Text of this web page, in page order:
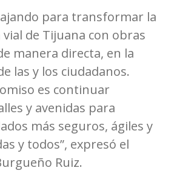
para transformar la
de Tijuana con obras
manera directa, en la
las y los ciudadanos.
es continuar
y avenidas para
más seguros, ágiles y
y todos”, expresó el
Ruiz.